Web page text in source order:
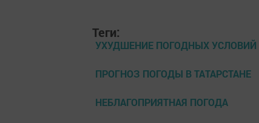
Теги:
УХУДШЕНИЕ ПОГОДНЫХ УСЛОВИЙ
ПРОГНОЗ ПОГОДЫ В ТАТАРСТАНЕ
НЕБЛАГОПРИЯТНАЯ ПОГОДА